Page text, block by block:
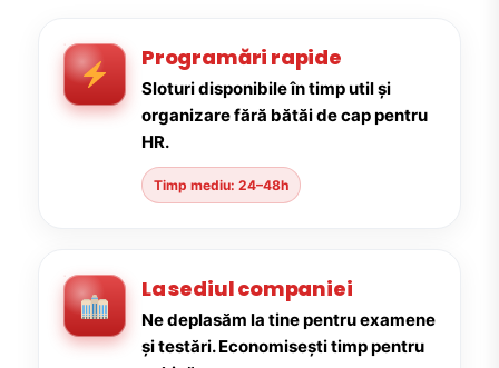
Programări rapide
Sloturi disponibile în timp util și
organizare fără bătăi de cap pentru
HR.
Timp mediu: 24–48h
La sediul companiei
Ne deplasăm la tine pentru examene
și testări. Economisești timp pentru